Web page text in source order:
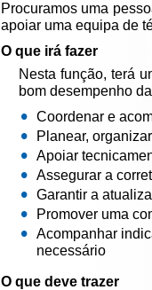
Procuramos uma
apoiar uma equipa de
O que irá fazer
Nesta função, terá
bom desempenho
Coordenar e
Planear,
Apoiar
Assegurar a
Garantir a
Promover uma
Acompanhar
necessário
O que deve trazer